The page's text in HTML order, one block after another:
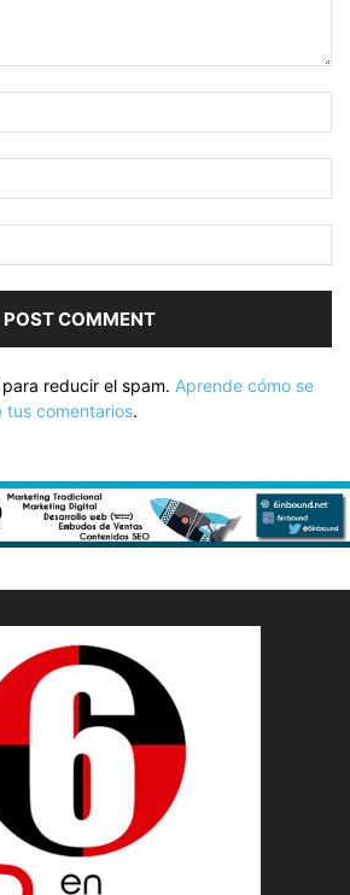
reducir el spam. Aprende cómo se
tus comentarios.